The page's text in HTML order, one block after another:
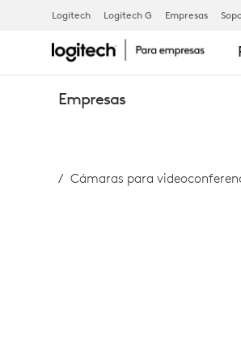
RALLY
PLUS
Logitech Logitech G Empresas
Empresas
Cámaras para